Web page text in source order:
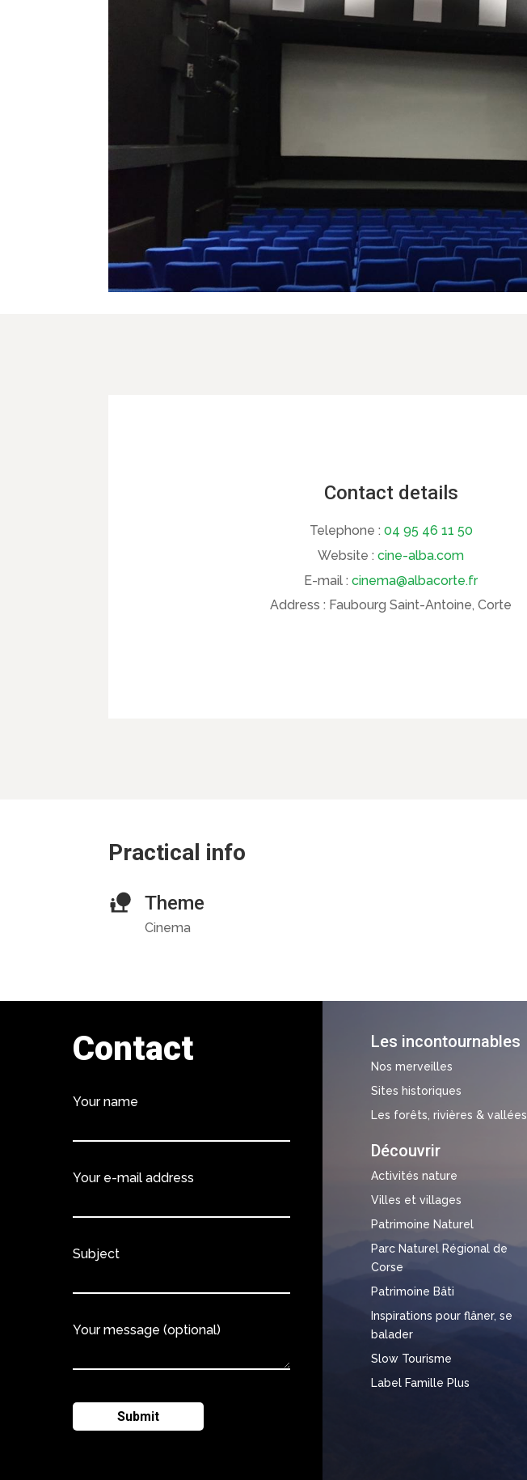
Contact details
Telephone : 04 95 46 11 50
Website :cine-alba.com
E-mail :cinema@albacorte.fr
Address : Faubourg Saint-Antoine, Corte
Practical info
Theme
Cinema
Les incontournables
Nos merveilles
Sites historiques
Les forêts, rivières & vallées
Découvrir
Activités nature
Villes et villages
Patrimoine Naturel
Parc Naturel Régional de
Corse
Patrimoine Bâti
Inspirations pour flâner, se
balader
Slow Tourisme
Label Famille Plus
Contact
Your name
Your e-mail address
Subject
Your message (optional)